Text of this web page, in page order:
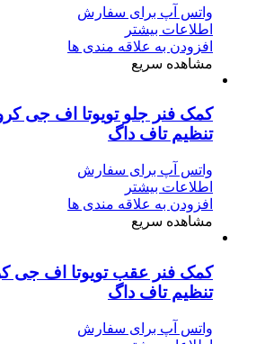
واتس آپ برای سفارش
اطلاعات بیشتر
افزودن به علاقه مندی ها
مشاهده سریع
کمک‌ فنر جلو تویوتا اف جی
تنظیم تاف داگ
واتس آپ برای سفارش
اطلاعات بیشتر
افزودن به علاقه مندی ها
مشاهده سریع
کمک‌ فنر عقب تویوتا اف جی
تنظیم تاف داگ
واتس آپ برای سفارش